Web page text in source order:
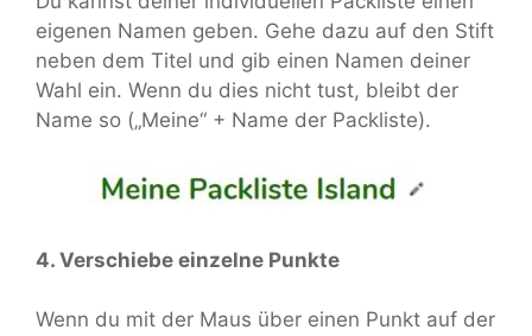
eigenen Namen geben. Gehe dazu auf den Stift
neben dem Titel und gib einen Namen deiner
Wahl ein. Wenn du dies nicht tust, bleibt der
Name so („Meine“ + Name der Packliste).
4. Verschiebe einzelne Punkte
Wenn du mit der Maus über einen Punkt auf der